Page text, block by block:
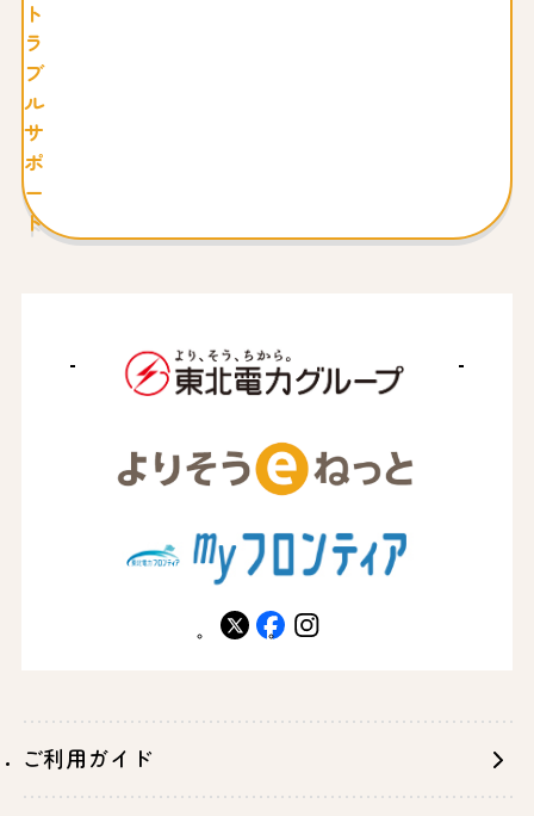
ト
ラ
ブ
ル
サ
ポ
ー
ト
X facebookinstagram
ご利用ガイド